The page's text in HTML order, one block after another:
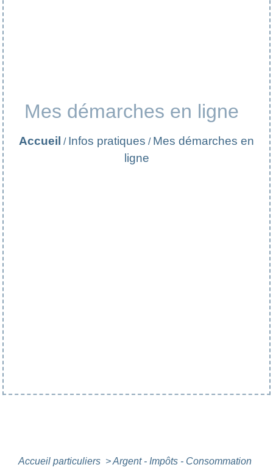
Mes démarches en ligne
Accueil / Infos pratiques / Mes démarches en
ligne
Accueil particuliers >Argent - Impôts - Consommation